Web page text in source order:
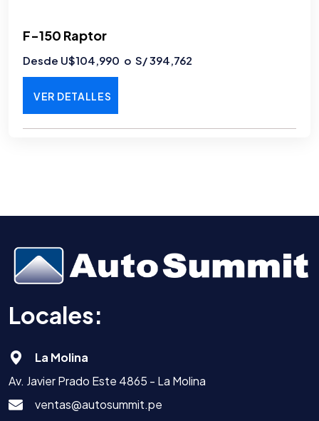
F-150 Raptor
Desde U$104,990 o S/ 394,762
VER DETALLES
Locales:
La Molina
Av. Javier Prado Este 4865 - La Molina
ventas@autosummit.pe